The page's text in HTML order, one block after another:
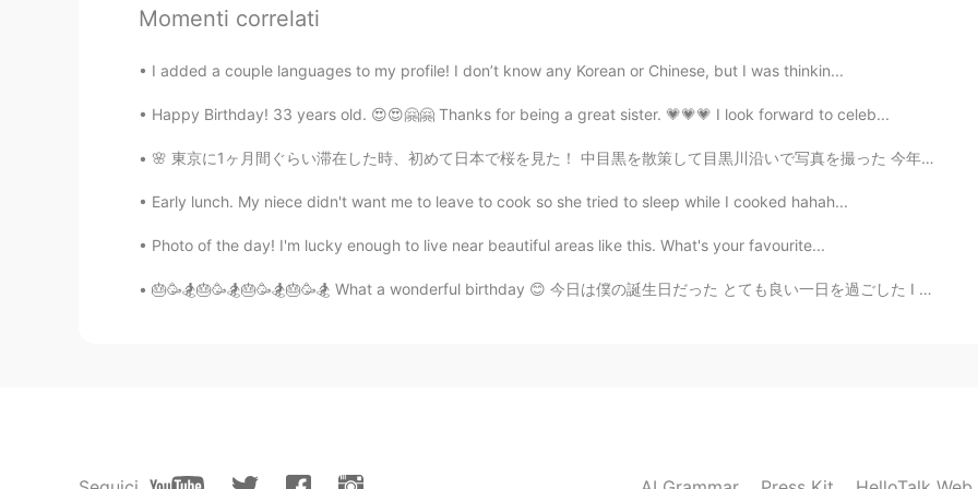
Mish • ミッシュ • 미시 2019.03.27 13:08
@Kazumi Ah ok thanks. Good to know. I'm a health consultant.
JP KR
誰かが3日間私を見るために5000マイルを旅した。
誰かが3日間私 に会うために5000マイルを旅した。（もし、あなたがアーティストやパフ
ォーマーで、人前に出る仕事の場合は、直す必要はありません）
Momenti correlati
I added a couple languages to my profile! I don’t know any Korean or Chinese, but I was thinkin...
Happy Birthday! 33 years old. 😍😍🤗🤗 Thanks for being a great sister. 💗💗💗 I look forward to celeb...
🌸 東京に1ヶ月間ぐらい滞在した時、初めて日本で桜を見た！ 中目黒を散策して目黒川沿いで写真を撮った 今年も日本に居る間に桜が咲くと思う 😎🙏 🌸 When I stayed in Tokyo ...
Early lunch. My niece didn't want me to leave to cook so she tried to sleep while I cooked hahah...
Photo of the day! I'm lucky enough to live near beautiful areas like this. What's your favourite...
🎂🥳🏂🎂🥳🏂🎂🥳🏂🎂🥳🏂 What a wonderful birthday 😊 今日は僕の誕生日だった とても良い一日を過ごした I woke up at 4am and went sno...